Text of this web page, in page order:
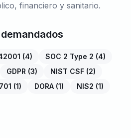
financiero y sanitario.
(4) SOC 2 Type 2 (4)
GDPR (3) NIST CSF (2)
(1) DORA (1) NIS2 (1)